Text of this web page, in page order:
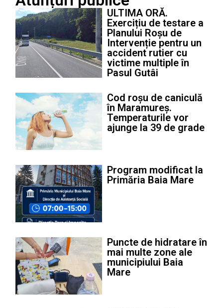
ULTIMA ORĂ.
Exercițiu de testare a
Planului Roșu de
Intervenție pentru un
accident rutier cu
victime multiple în
Pasul Gutâi
Cod roșu de caniculă
în Maramureș.
Temperaturile vor
ajunge la 39 de grade
Program modificat la
Primăria Baia Mare
Puncte de hidratare în
mai multe zone ale
municipiului Baia
Mare